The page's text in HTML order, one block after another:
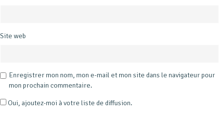
Site web
Enregistrer mon nom, mon e-mail et mon site dans le navigateur pour
mon prochain commentaire.
Oui, ajoutez-moi à votre liste de diffusion.